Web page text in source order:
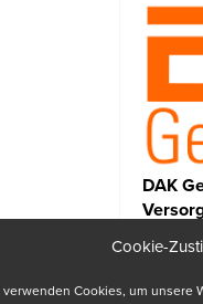
Cookie-
verwenden Cookies, um unsere
DAK